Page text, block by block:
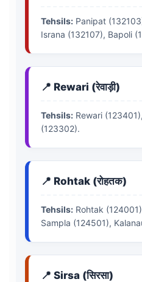
Tehsils: Panipat
Israna (132107), Bapoli
📍 Rewari (रेवाड़ी)
Tehsils: Rewari
(123302).
📍 Rohtak (रोहतक)
Tehsils: Rohtak
Sampla (124501),
📍 Sirsa (सिरसा)